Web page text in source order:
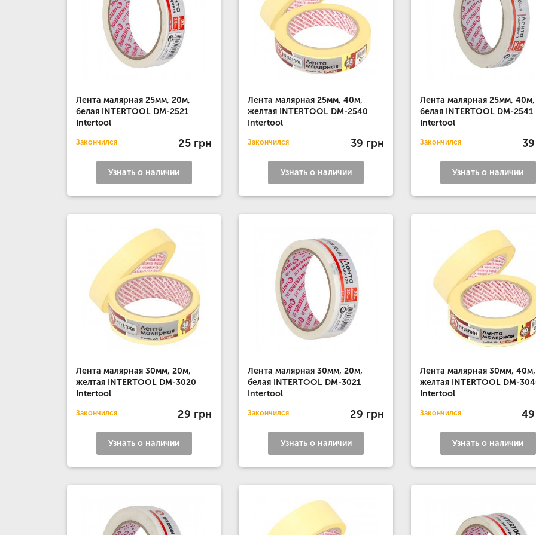
Лента малярная 25мм, 20м,
белая INTERTOOL DM-2521
Intertool
Закончился 25 грн
Узнать о наличии
Лента малярная 25мм, 40м,
желтая INTERTOOL DM-2540
Intertool
Закончился 39 грн
Узнать о наличии
Лента малярная 25мм, 40м,
белая INTERTOOL DM-2541
Intertool
Закончился
Узнать о наличии
Лента малярная 30мм, 20м,
желтая INTERTOOL DM-3020
Intertool
Закончился 29 грн
Узнать о наличии
Лента малярная 30мм, 20м,
белая INTERTOOL DM-3021
Intertool
Закончился 29 грн
Узнать о наличии
Лента малярная 30мм, 40м,
желтая INTERTOOL DM-
Intertool
Закончился
Узнать о наличии